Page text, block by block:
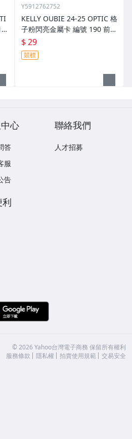
Y5912762752
KELLY OUBIE 24-25 OPTIC 格
子粉閃亮金屬卡 編號 190 前後
圖
$ 29
競標
心
答
服
告
聯絡我們
人才招募
©2026 Yahoo台灣電子商務 保留所有權利
服務條款
隱私權 拍賣使用規範 交易安全